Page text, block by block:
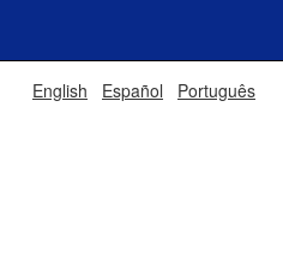
English Español Português